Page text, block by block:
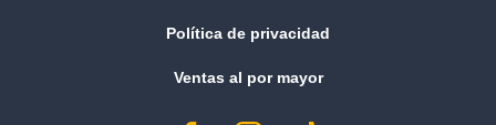
Política de privacidad
Ventas al por mayor